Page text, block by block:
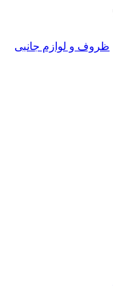
ظروف و لوازم جانبی